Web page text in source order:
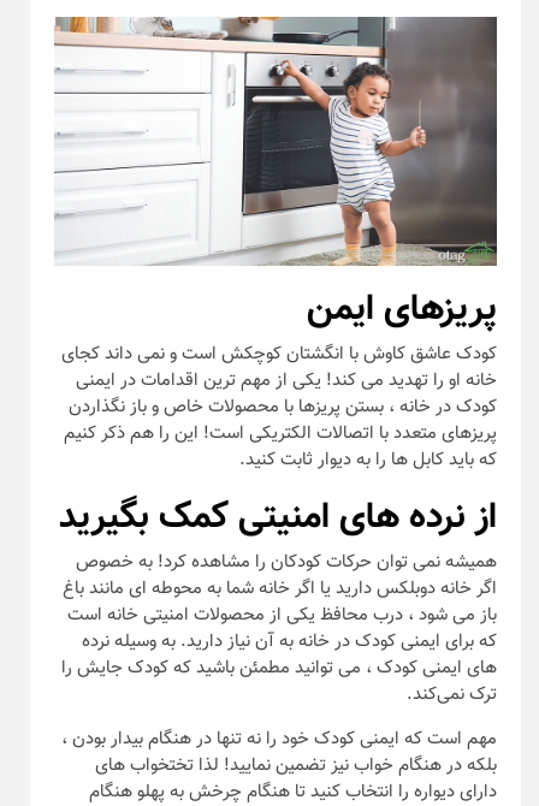
پریزهای ایمن
کودک عاشق کاوش با انگشتان کوچکش است و نمی داند کجای
خانه او را تهدید می کند! یکی از مهم ترین اقدامات در ایمنی
کودک در خانه ، بستن پریزها با محصولات خاص و باز نگذاردن
پریزهای متعدد با اتصالات الکتریکی است! این را هم ذکر کنیم
که باید کابل ها را به دیوار ثابت کنید.
از نرده های امنیتی کمک بگیرید
همیشه نمی توان حرکات کودکان را مشاهده کرد! به خصوص
اگر خانه دوبلکس دارید یا اگر خانه شما به محوطه ای مانند باغ
باز می شود ، درب محافظ یکی از محصولات امنیتی خانه است
که برای ایمنی کودک در خانه به آن نیاز دارید. به وسیله نرده‌
های ایمنی کودک ، می‌ توانید مطمئن باشید که کودک جایش را
ترک نمی‌کند.
مهم است که ایمنی کودک خود را نه تنها در هنگام بیدار بودن ،
بلکه در هنگام خواب نیز تضمین نمایید! لذا تختخواب های
دارای دیواره را انتخاب کنید تا هنگام چرخش به پهلو هنگام